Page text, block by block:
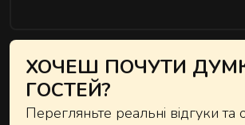
ХОЧЕШ ПОЧУТИ
ГОСТЕЙ?
Перегляньте реальні відгуки та